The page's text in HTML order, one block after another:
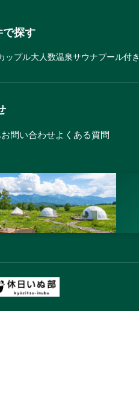
で探す
ップル大人数温泉サウナプール付き
お問い合わせよくある質問